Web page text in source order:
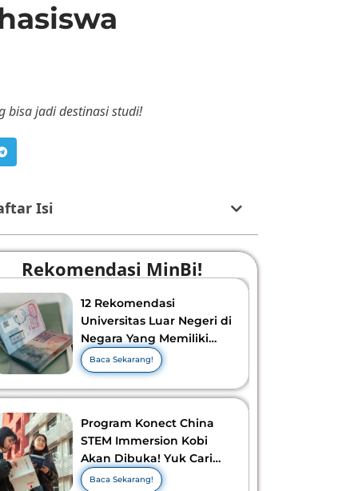
bisa jadi destinasi studi!
Isi
Rekomendasi MinBi!
12 Rekomendasi
Universitas Luar Negeri di
Negara Yang Memiliki
Visa Murah di 2026-2027!
Baca Sekarang!
Program Konect China
STEM Immersion Kobi
Akan Dibuka! Yuk Cari
Tahu Info Selengkapnya!
Baca Sekarang!